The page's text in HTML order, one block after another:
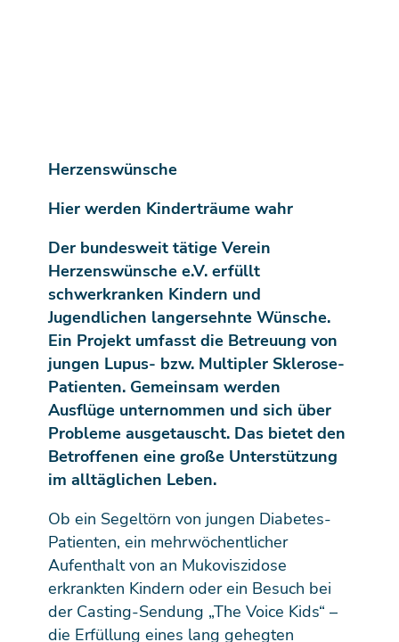
Herzenswünsche
Hier werden Kinderträume wahr
Der bundesweit tätige Verein
Herzenswünsche e.V. erfüllt
schwerkranken Kindern und
Jugendlichen langersehnte Wünsche.
Ein Projekt umfasst die Betreuung von
jungen Lupus- bzw. Multipler Sklerose-
Patienten. Gemeinsam werden
Ausflüge unternommen und sich über
Probleme ausgetauscht. Das bietet den
Betroffenen eine große Unterstützung
im alltäglichen Leben.
Ob ein Segeltörn von jungen Diabetes-
Patienten, ein mehrwöchentlicher
Aufenthalt von an Mukoviszidose
erkrankten Kindern oder ein Besuch bei
der Casting-Sendung „The Voice Kids“ –
die Erfüllung eines lang gehegten